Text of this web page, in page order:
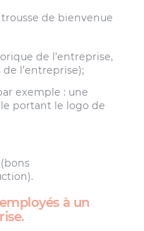
de bienvenue
de l’entreprise,
l’entreprise);
exemple : une
portant le logo de
à un